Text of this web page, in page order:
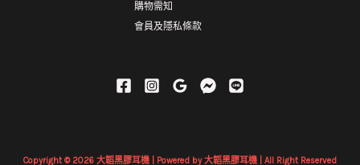
購物需知
會員及隱私條款
Copyright © 2026 大韜黑膠耳機 | Powered by 大韜黑膠耳機 | All Right Reserved